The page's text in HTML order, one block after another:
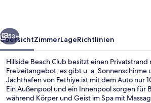
Weiter
53+
ÜbersichtZimmerLageRichtlinien
Hillside Beach Club besitzt einen
Freizeitangebot; es gibt u. a. Sonnenschirme
Jachthafen von Fethiye ist mit dem Auto nur
Ein Außenpool und ein Innenpool sorgen für
während Körper und Geist im Spa mit